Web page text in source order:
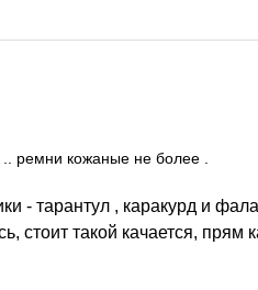
ремни кожаные не более .
- тарантул , каракурд и
стоит такой качается, прям